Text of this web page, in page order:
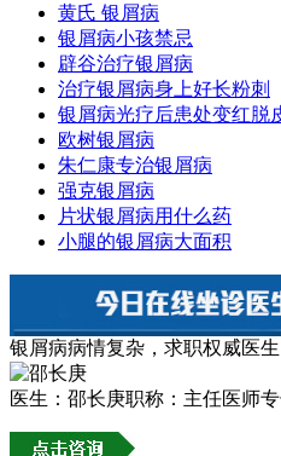
黄氏 银屑病
银屑病小孩禁忌
辟谷治疗银屑病
治疗银屑病身上好长粉刺
银屑病光疗后患处变红脱
欧树银屑病
朱仁康专治银屑病
强克银屑病
片状银屑病用什么药
小腿的银屑病大面积
银屑病病情复杂，求职权威医
医生：邵长庚职称：主任医师